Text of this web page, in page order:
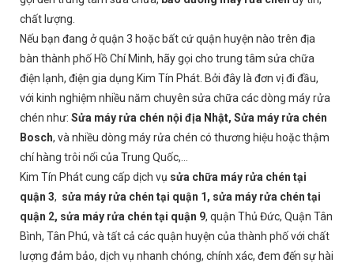
chất lượng.
Nếu bạn đang ở quận 3 hoặc bất cứ quận huyện nào trên địa
bàn thành phố Hồ Chí Minh, hãy gọi cho trung tâm sửa chữa
điện lạnh, điện gia dụng Kim Tín Phát. Bởi đây là đơn vị đi đầu,
với kinh nghiệm nhiều năm chuyên sửa chữa các dòng máy rửa
chén như: Sửa máy rửa chén nội địa Nhật, Sửa máy rửa chén
Bosch, và nhiều dòng máy rửa chén có thương hiệu hoặc thậm
chí hàng trôi nổi của Trung Quốc,...
Kim Tín Phát cung cấp dịch vụ sửa chữa máy rửa chén tại
quận 3, sửa máy rửa chén tại quận 1, sửa máy rửa chén tại
quận 2, sửa máy rửa chén tại quận 9, quận Thủ Đức, Quận Tân
Bình, Tân Phú, và tất cả các quận huyện của thành phố với chất
lượng đảm bảo, dịch vụ nhanh chóng, chính xác, đem đến sự hài